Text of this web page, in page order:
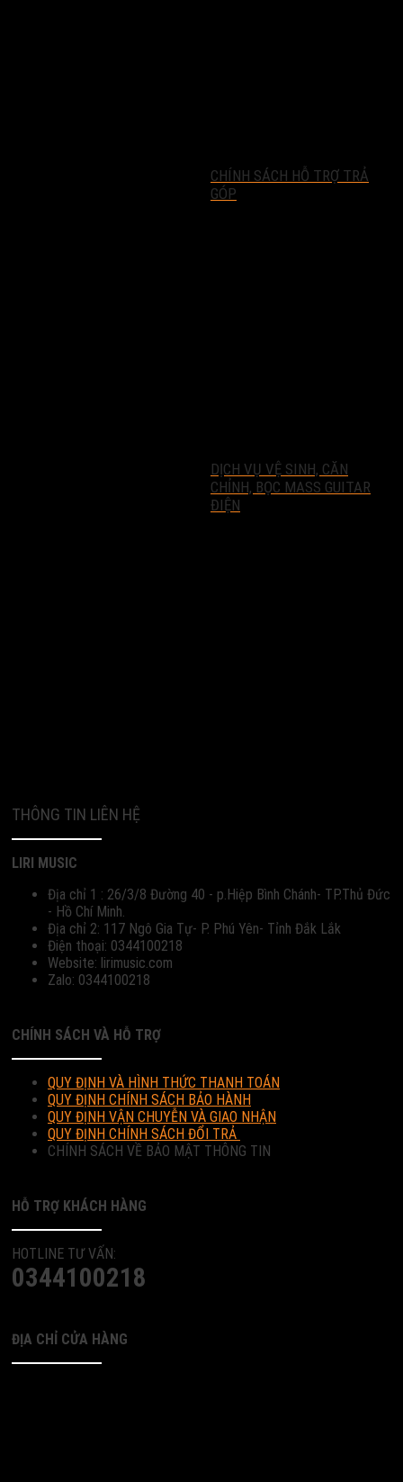
CHÍNH SÁCH HỖ TRỢ TRẢ
GÓP
DỊCH VỤ VỆ SINH, CĂN
CHỈNH, BỌC MASS GUITAR
ĐIỆN
THÔNG TIN LIÊN HỆ
LIRI MUSIC
Địa chỉ 1 : 26/3/8 Đường 40 - p.Hiệp Bình Chánh- TP.Thủ Đức
- Hồ Chí Minh.
Địa chỉ 2: 117 Ngô Gia Tự- P. Phú Yên- Tỉnh Đắk Lắk
Điện thoại: 0344100218
Website: lirimusic.com
Zalo: 0344100218
CHÍNH SÁCH VÀ HỖ TRỢ
QUY ĐỊNH VÀ HÌNH THỨC THANH TOÁN
QUY ĐỊNH CHÍNH SÁCH BẢO HÀNH
QUY ĐỊNH VẬN CHUYỄN VÀ GIAO NHẬN
QUY ĐỊNH CHÍNH SÁCH ĐỔI TRẢ
CHÍNH SÁCH VỀ BẢO MẬT THÔNG TIN
HỖ TRỢ KHÁCH HÀNG
HOTLINE TƯ VẤN:
0344100218
ĐỊA CHỈ CỬA HÀNG